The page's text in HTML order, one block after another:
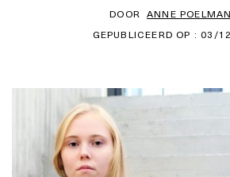
DOOR ANNE
GEPUBLICEERD OP : 03/